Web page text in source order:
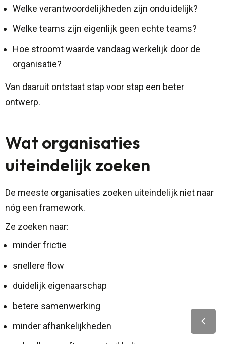
Welke verantwoordelijkheden zijn onduidelijk?
Welke teams zijn eigenlijk geen echte teams?
Hoe stroomt waarde vandaag werkelijk door de
organisatie?
Van daaruit ontstaat stap voor stap een beter
ontwerp.
Wat organisaties
uiteindelijk zoeken
De meeste organisaties zoeken uiteindelijk niet naar
nóg een framework.
Ze zoeken naar:
minder frictie
snellere flow
duidelijk eigenaarschap
betere samenwerking
minder afhankelijkheden